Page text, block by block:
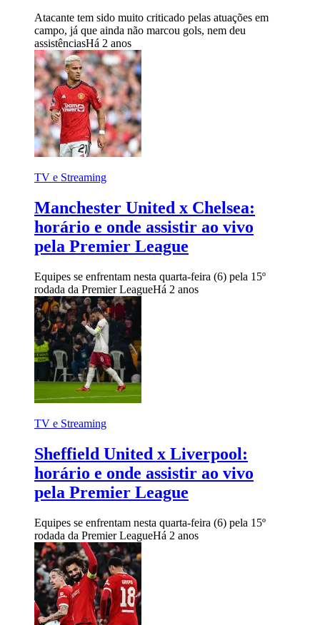
Atacante tem sido muito criticado pelas atuações em
campo, já que ainda não marcou gols, nem deu
assistênciasHá 2 anos
TV e Streaming
Manchester United x Chelsea:
horário e onde assistir ao vivo
pela Premier League
Equipes se enfrentam nesta quarta-feira (6) pela 15º
rodada da Premier LeagueHá 2 anos
TV e Streaming
Sheffield United x Liverpool:
horário e onde assistir ao vivo
pela Premier League
Equipes se enfrentam nesta quarta-feira (6) pela 15º
rodada da Premier LeagueHá 2 anos